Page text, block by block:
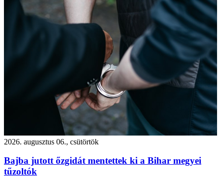
2026. augusztus 06., csütörtök
Bajba jutott őzgidát mentettek ki a Bihar megyei
tűzoltók